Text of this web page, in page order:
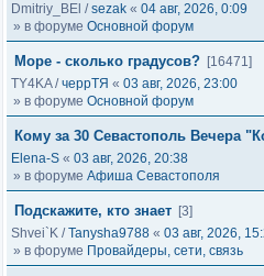
Dmitriy_BEl /sezak « 04 авг, 2026, 0:09
» в форуме Основной форум
Море - сколько градусов? [16471]
TY4KA/черрТЯ « 03 авг, 2026, 23:00
» в форуме Основной форум
Кому за 30 Севастополь Вечера
Elena-S « 03 авг, 2026, 20:38
» в форуме Афиша Севастополя
Подскажите, кто знает [3]
Shvei`K /Tanysha9788 « 03 авг, 2026,
» в форуме Провайдеры, сети, связь